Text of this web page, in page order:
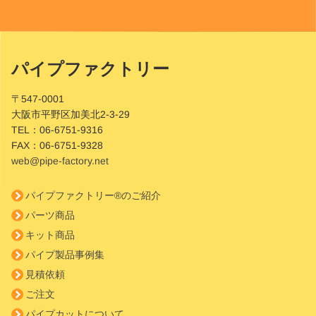
Site
Footer
パイプファクトリー
〒547-0001
大阪市平野区加美北2-3-29
TEL：06-6751-9316
FAX：06-6751-9328
web@pipe-factory.net
パイプファクトリー®のご紹介
パーツ商品
キット商品
パイプ製品事例集
見積依頼
ご注文
パイプカットについて